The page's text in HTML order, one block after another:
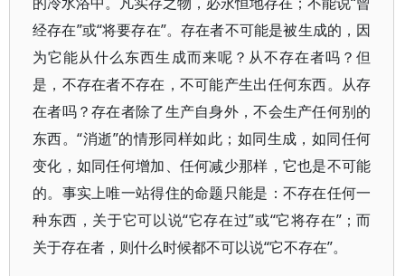
经存在”或“将要存在”。存在者不可能是被生成的，因
为它能从什么东西生成而来呢？从不存在者吗？但
是，不存在者不存在，不可能产生出任何东西。从存
在者吗？存在者除了生产自身外，不会生产任何别的
东西。“消逝”的情形同样如此；如同生成，如同任何
变化，如同任何增加、任何减少那样，它也是不可能
的。事实上唯一站得住的命题只能是：不存在任何一
种东西，关于它可以说“它存在过”或“它将存在”；而
关于存在者，则什么时候都不可以说“它不存在”。